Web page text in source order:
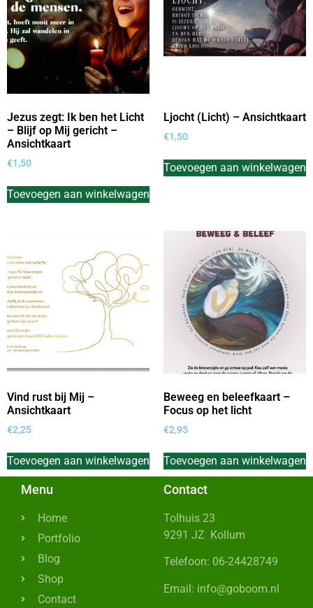
Jezus zegt: Ik ben het Licht
– Blijf op Mij gericht –
Ansichtkaart
€1,50
Toevoegen aan winkelwagen
Ljocht (Licht) – Ansichtkaart
€1,50
Toevoegen aan winkelwagen
Vind rust bij Mij –
Ansichtkaart
€2,25
Toevoegen aan winkelwagen
Beweeg en beleefkaart –
Focus op het licht
€2,95
Toevoegen aan winkelwagen
Menu
Home
Portfolio
Blog
Shop
Contact
Contact
Tolhuis 23
9291 JZ Kollum
Telefoon: 06-24428749
Email: info@goboom.nl